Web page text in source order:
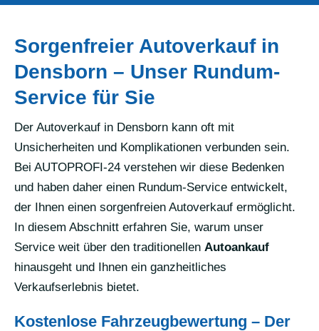
Sorgenfreier Autoverkauf in
Densborn – Unser Rundum-
Service für Sie
Der Autoverkauf in Densborn kann oft mit
Unsicherheiten und Komplikationen verbunden sein.
Bei AUTOPROFI-24 verstehen wir diese Bedenken
und haben daher einen Rundum-Service entwickelt,
der Ihnen einen sorgenfreien Autoverkauf ermöglicht.
In diesem Abschnitt erfahren Sie, warum unser
Service weit über den traditionellen Autoankauf
hinausgeht und Ihnen ein ganzheitliches
Verkaufserlebnis bietet.
Kostenlose Fahrzeugbewertung – Der